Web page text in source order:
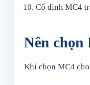
Cố định MC4
Nên chọn
Khi chọn MC4